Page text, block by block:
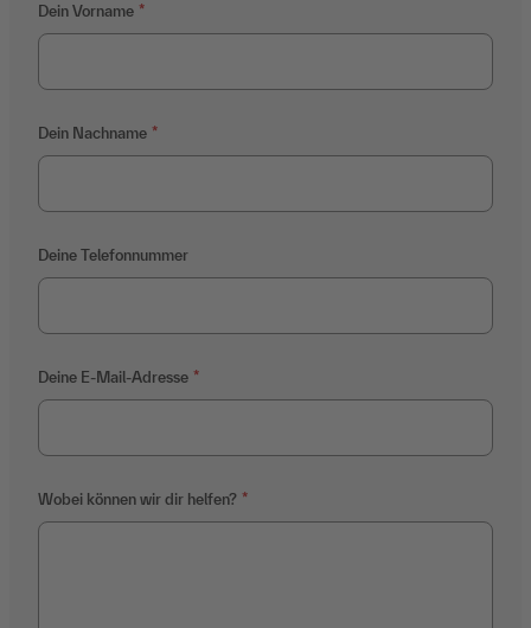
Dein Vorname
Dein Nachname
Deine Telefonnummer
Deine E-Mail-Adresse
Wobei können wir dir helfen?